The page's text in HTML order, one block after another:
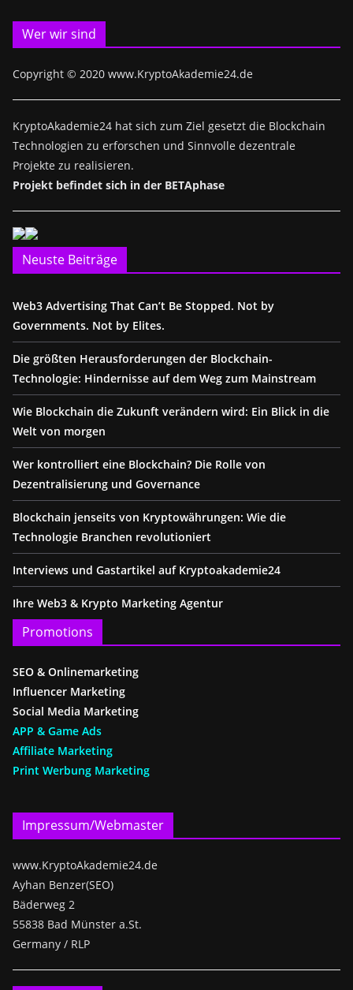
Wer wir sind
Copyright © 2020 www.KryptoAkademie24.de
KryptoAkademie24 hat sich zum Ziel gesetzt die Blockchain
Technologien zu erforschen und Sinnvolle dezentrale
Projekte zu realisieren.
Projekt befindet sich in der BETAphase
Neuste Beiträge
Web3 Advertising That Can’t Be Stopped. Not by
Governments. Not by Elites.
Die größten Herausforderungen der Blockchain-
Technologie: Hindernisse auf dem Weg zum Mainstream
Wie Blockchain die Zukunft verändern wird: Ein Blick in die
Welt von morgen
Wer kontrolliert eine Blockchain? Die Rolle von
Dezentralisierung und Governance
Blockchain jenseits von Kryptowährungen: Wie die
Technologie Branchen revolutioniert
Interviews und Gastartikel auf Kryptoakademie24
Ihre Web3 & Krypto Marketing Agentur
Promotions
SEO & Onlinemarketing
Influencer Marketing
Social Media Marketing
APP & Game Ads
Affiliate Marketing
Print Werbung Marketing
Impressum/Webmaster
www.KryptoAkademie24.de
Ayhan Benzer(SEO)
Bäderweg 2
55838 Bad Münster a.St.
Germany / RLP